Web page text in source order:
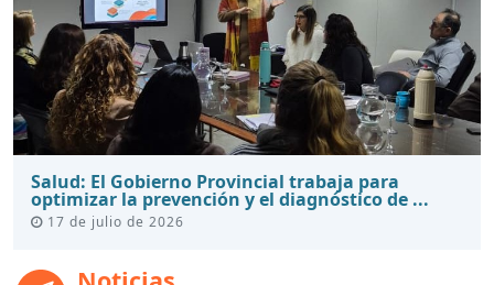
Salud: El Gobierno Provincial trabaja para
optimizar la prevención y el diagnóstico de ...
17 de julio de 2026